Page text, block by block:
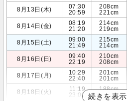
8月13日(木)
07:30
20:59
208cm
221cm
8月14日(金)
08:19
21:20
214cm
219cm
8月15日(土)
09:00
21:49
215cm
214cm
8月16日(日)
09:40
22:19
210cm
208cm
8月17日(月)
10:29
22:40
201cm
201cm
8月18日(火)
11:19
23:00
188cm
193cm
続きを表示